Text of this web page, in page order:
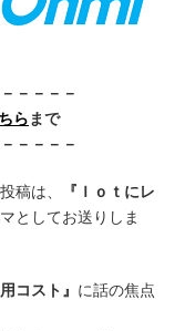
－－－－
ら まで
－－－－
稿は、
『Ｉｏｔにレ
としてお送りしま
コスト』 に話の焦点